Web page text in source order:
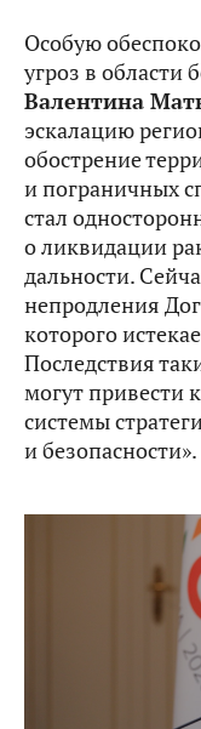
Особую
угроз в области
Валентина
эскалацию
обострение
и пограничных
стал
о ликвидации
дальности.
непродления
которого
Последствия
могут привести
системы
и безопасности».